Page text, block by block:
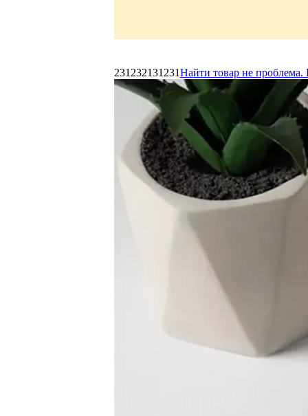
231232131231Найти товар не проблема.